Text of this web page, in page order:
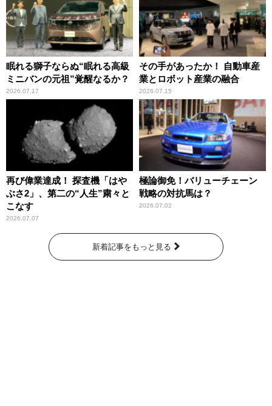
眠れる獅子ならぬ“眠れる高級
ミニバンの元祖”覚醒なるか？
2026.07.17
その手があったか！ 自動車産
業とロボット産業の融合
2026.07.15
再び偉業達成！ 探査機「はや
ぶさ2」、第二の“人生”粛々と
こなす
2026.07.07
極論御免！バリューチェーン
戦略の対抗馬は？
2026.07.02
新着記事をもっと見る